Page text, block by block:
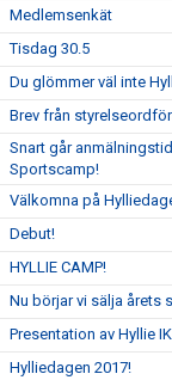
Medlemsenkät
Tisdag 30.5
Du glömmer väl inte
Brev från
Snart går
Sportscamp!
Välkomna på
Debut!
HYLLIE CAMP!
Nu börjar vi sälja årets
Presentation av Hyllie
Hylliedagen 2017!